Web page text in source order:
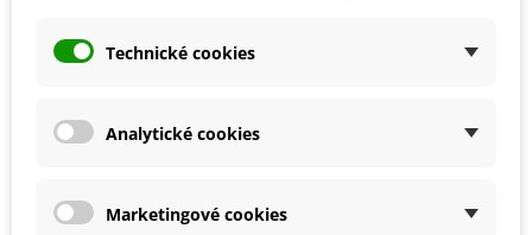
Sadbový česnek Japo II -
Allium - nepaličák - cibule
Technické cookies
Analytické cookies
Marketingové cookies